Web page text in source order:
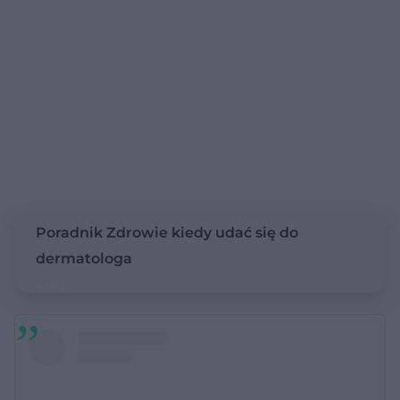
Poradnik Zdrowie kiedy udać się do
dermatologa